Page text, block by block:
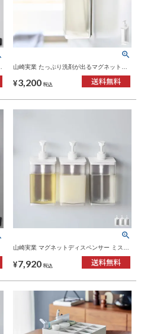
山崎実業 たっぷり洗剤が出るマグネットデ
グッズ・ディスペンサー
¥3,200 税込
山崎実業 マグネットディスペンサー ミスト
850mL 3点セット MIST | バスグッズ・ディ
スペンサー
¥7,920 税込